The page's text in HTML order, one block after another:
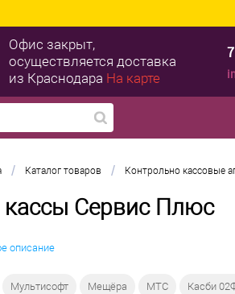
Офис закрыт,
осуществляется доставка
из Краснодара На карте
/ Каталог товаров / Контрольно кассовые
Сервис Плюс
описание
Мультисофт Мещёра МТС Касби